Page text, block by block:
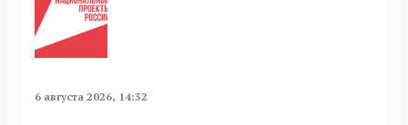
6 августа 2026, 14:32